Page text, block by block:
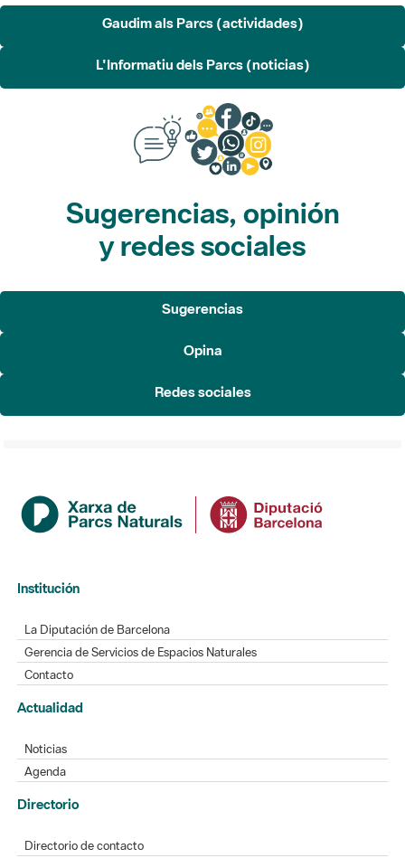
Gaudim als Parcs (actividades)
L'Informatiu dels Parcs (noticias)
Sugerencias, opinión
y redes sociales
Sugerencias
Opina
Redes sociales
Institución
La Diputación de Barcelona
Gerencia de Servicios de Espacios Naturales
Contacto
Actualidad
Noticias
Agenda
Directorio
Directorio de contacto